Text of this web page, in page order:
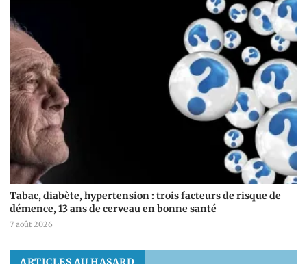
Tabac, diabète, hypertension : trois facteurs de risque de
démence, 13 ans de cerveau en bonne santé
7 août 2026